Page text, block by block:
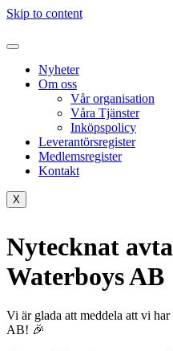
Skip to content
Nyheter
Om oss
Vår organisation
Våra Tjänster
Inköpspolicy
Leverantörsregister
Medlemsregister
Kontakt
X
Nytecknat
Waterboys AB
Vi är glada att meddela att vi
AB! 🎉